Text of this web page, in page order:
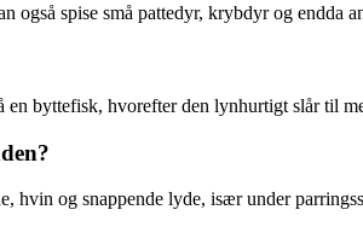
spise små pattedyr, krybdyr og endda
byttefisk, hvorefter den lynhurtigt slår til
hvin og snappende lyde, især under